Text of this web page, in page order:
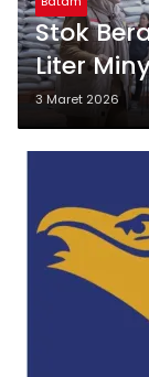
Stok
Liter
hingga
3 Maret 2026